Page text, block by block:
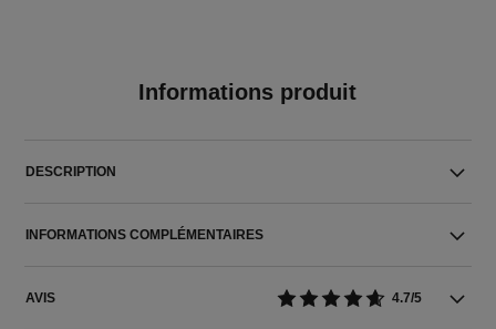
Informations produit
DESCRIPTION
INFORMATIONS COMPLÉMENTAIRES
AVIS 4.7/5